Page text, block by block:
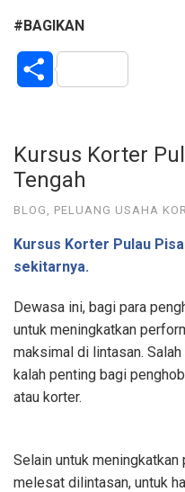
#BAGIKAN
S
r
e
Kursus Korter
Tengah
BLOG , PELUANG USAHA
Kursus Korter Pulau
sekitarnya.
Dewasa ini, bagi para
untuk meningkatkan
maksimal di lintasan.
kalah penting bagi
atau korter.
Selain untuk
melesat dilintasan, untuk